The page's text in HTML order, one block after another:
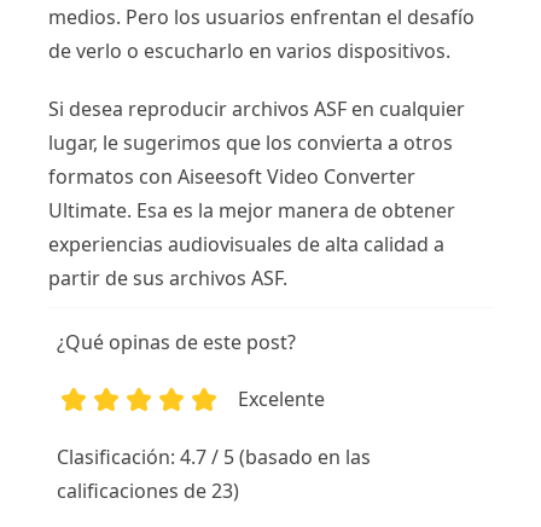
medios. Pero los usuarios enfrentan el desafío
de verlo o escucharlo en varios dispositivos.
Si desea reproducir archivos ASF en cualquier
lugar, le sugerimos que los convierta a otros
formatos con Aiseesoft Video Converter
Ultimate. Esa es la mejor manera de obtener
experiencias audiovisuales de alta calidad a
partir de sus archivos ASF.
¿Qué opinas de este post?
Excelente
Clasificación: 4.7 / 5 (basado en las
calificaciones de 23)